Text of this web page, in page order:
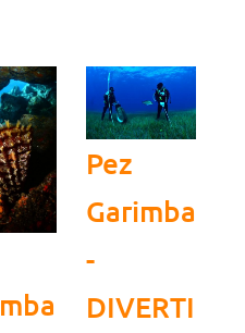
Pez
Garimba
-
DIVERTI